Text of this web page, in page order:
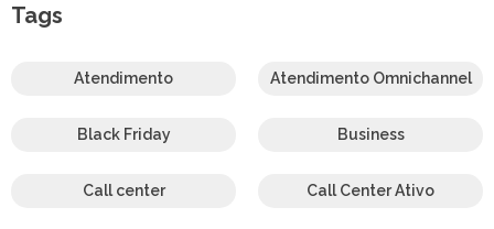
Tags
Atendimento Atendimento Omnichannel
Black Friday Business
Call center Call Center Ativo